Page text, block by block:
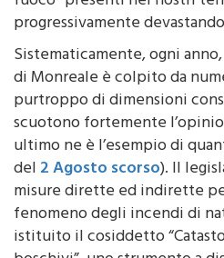
progressivamente
Sistematicamente, ogni
di Monreale è colpito da
purtroppo di dimensioni
scuotono fortemente
ultimo ne è l’esempio di
del2 Agosto scorso). Il
misure dirette ed indirette
fenomeno degli incendi di
istituito il cosiddetto